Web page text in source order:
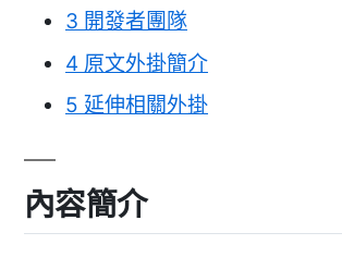
3 開發者團隊
4 原文外掛簡介
5 延伸相關外掛
內容簡介